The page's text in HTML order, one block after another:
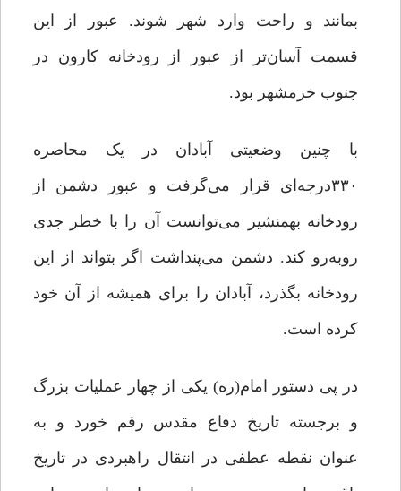
بمانند و راحت وارد شهر شوند. عبور از این
قسمت آسان‌تر از عبور از رودخانه کارون در
جنوب خرمشهر بود.
با چنین وضعیتی آبادان در یک محاصره
۳۳۰درجه‌ای قرار می‌‌گرفت و عبور دشمن از
رودخانه بهمنشیر می‌توانست آن را با خطر جدی
روبه‌رو کند. دشمن می‌پنداشت اگر بتواند از این
رودخانه بگذرد، آبادان را برای همیشه از آن خود
کرده‌ است.
در پی دستور امام(ره) یکی از چهار عملیات بزرگ
و برجسته تاریخ دفاع مقدس رقم خورد و به
عنوان نقطه عطفی در انتقال راهبردی در تاریخ